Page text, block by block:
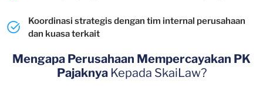
Koordinasi strategis dengan tim internal perusahaan
dan kuasa terkait
Mengapa Perusahaan Mempercayakan PK
Pajaknya Kepada SkaiLaw?